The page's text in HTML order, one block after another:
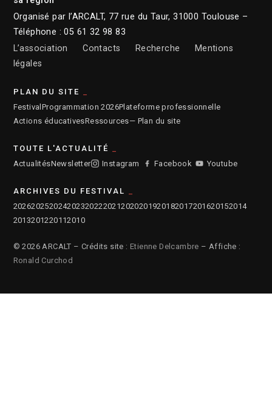
Organisé par l’ARCALT, 77 rue du Taur, 31000 Toulouse –
Téléphone : 05 61 32 98 83
L’association
Contacts Recherche
Mentions
légales
PLAN DU SITE
Festival Programmation 2026Plateforme professionnelle
Actions éducativesRessources— Plan du site
TOUTE L'ACTUALITÉ
ActualitésNewsletter Instagram Facebook Youtube
ARCHIVES DU FESTIVAL
2026202520242023202220212020201920182017201620152014
2013201220112010
© 2026 ARCALT – Crédits site : Etienne Delcambre – Affiche :
Ronald Curchod